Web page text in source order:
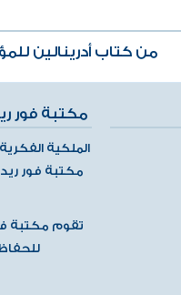
من كتاب أدرينالين
مكتبة فور
الملكية
مكتبة فور
تقوم مكتبة